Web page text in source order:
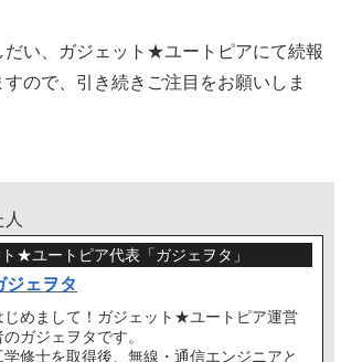
だい、ガジェット★ユートピアにて続報
ので、引き続きご注目をお願いしま
★ユートピア代表「ガジェヲタ」
ジェヲタ
じめまして！ガジェット★ユートピア運営
のガジェヲタです。
学修士を取得後、無線・通信エンジニアと